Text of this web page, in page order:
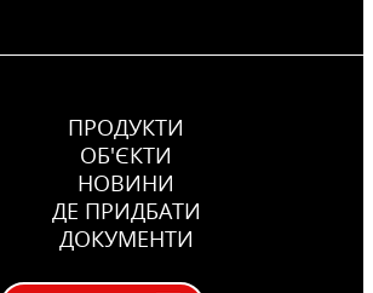
ПРОДУКТИ
ОБ'ЄКТИ
НОВИНИ
ДЕ ПРИДБАТИ
ДОКУМЕНТИ